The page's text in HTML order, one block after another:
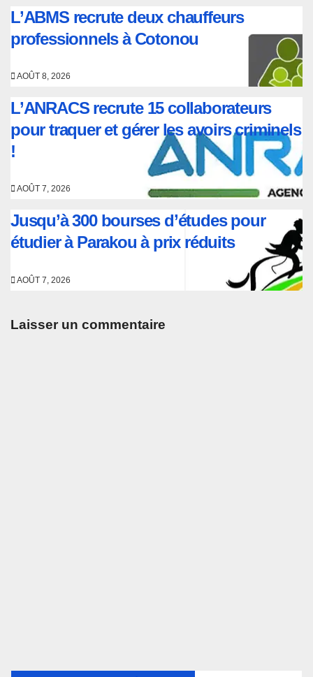
L’ABMS recrute deux chauffeurs
professionnels à Cotonou
AOÛT 8, 2026
L’ANRACS recrute 15 collaborateurs
pour traquer et gérer les avoirs criminels
!
AOÛT 7, 2026
Jusqu’à 300 bourses d’études pour
étudier à Parakou à prix réduits
AOÛT 7, 2026
Laisser un commentaire